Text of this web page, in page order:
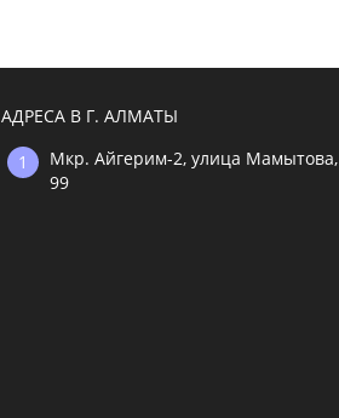
АДРЕСА В Г. АЛМАТЫ
Мкр. Айгерим-2, улица Мамытова,
99